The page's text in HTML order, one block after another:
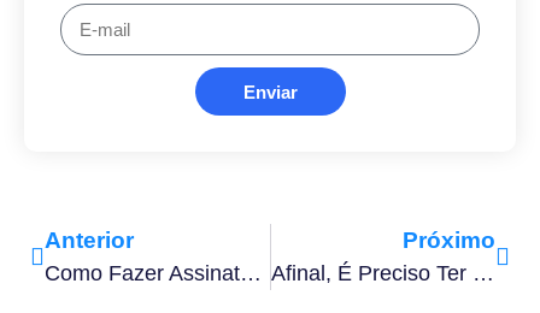
Enviar
Anterior
Como Fazer Assinatura Em PDF Com Validade Jurídica Em 4 Etapas
Próximo
Afinal, É Preciso Ter Carimbo Do Tempo Homologado Pela ACT? Descubra!